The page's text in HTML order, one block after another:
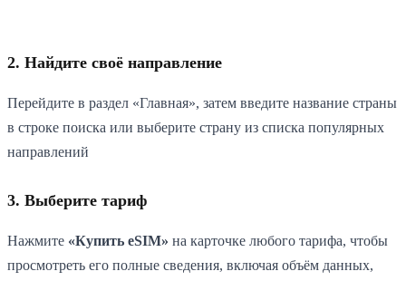
2. Найдите своё направление
Перейдите в раздел «Главная», затем введите название страны
в строке поиска или выберите страну из списка популярных
направлений
3. Выберите тариф
Нажмите «Купить eSIM» на карточке любого тарифа, чтобы
просмотреть его полные сведения, включая объём данных,